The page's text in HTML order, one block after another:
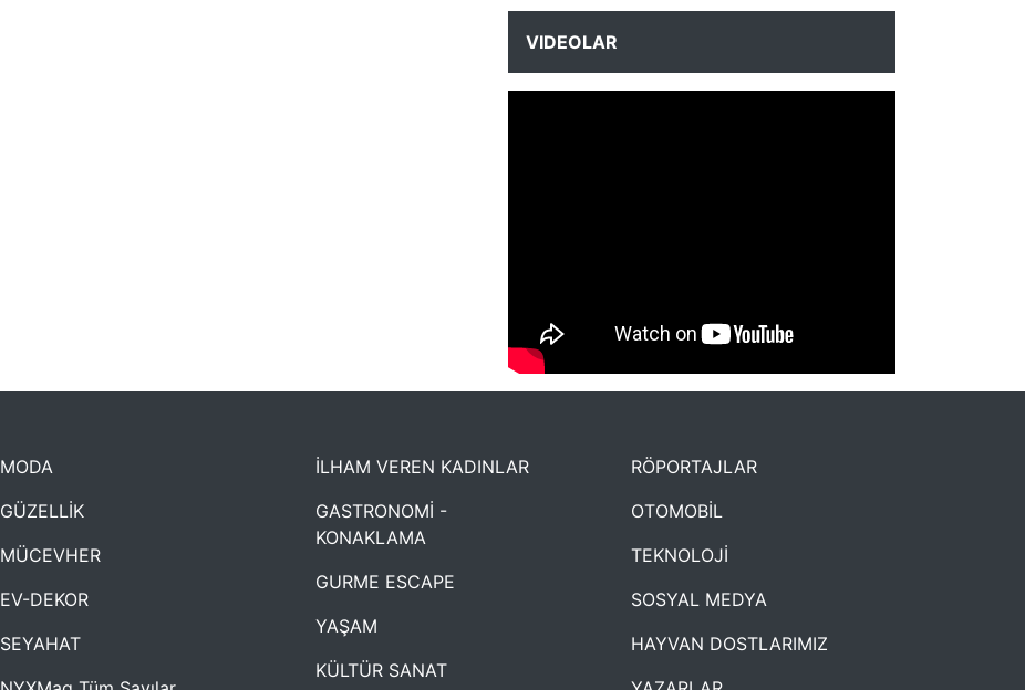
VIDEOLAR
NYXmag 2. Yaş Kutlama Etkinliği
MODA
GÜZELLİK
MÜCEVHER
EV-DEKOR
SEYAHAT
İLHAM VEREN KADINLAR
GASTRONOMİ -
KONAKLAMA
GURME ESCAPE
YAŞAM
KÜLTÜR SANAT
RÖPORTAJLAR
OTOMOBİL
TEKNOLOJİ
SOSYAL MEDYA
HAYVAN DOSTLARIMIZ